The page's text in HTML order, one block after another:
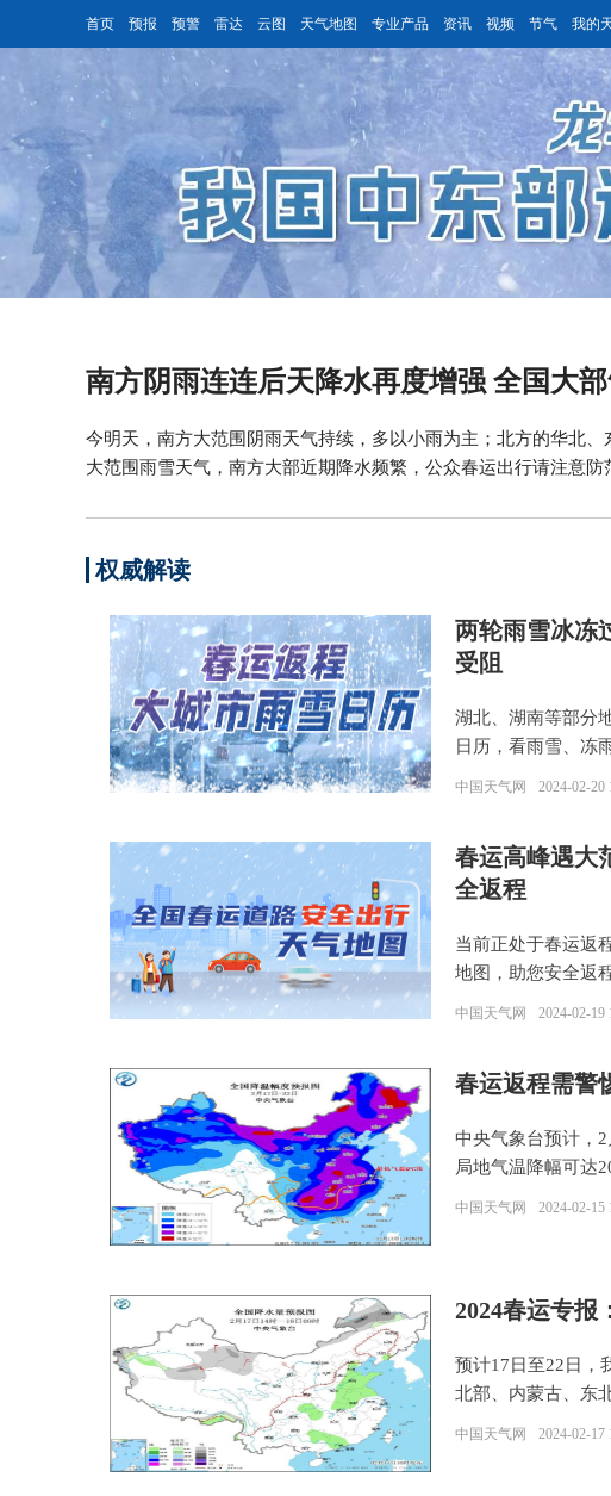
首页 预报 预警 雷达 云图 天气地图 专业产品 资讯 视频 节气 我的
南方阴雨连连后天降水再度增强 全国大
今明天，南方大范围阴雨天气持续，多以小雨为主；北方的华北
大范围雨雪天气，南方大部近期降水频繁，公众春运出行请注意防
权威解读
两轮雨雪冰冻
受阻
湖北、湖南等部分
日历，看雨雪、冻
中国天气网 2024-02-20
春运高峰遇大
全返程
当前正处于春运返
地图，助您安全返程
中国天气网 2024-02-19
春运返程需警
中央气象台预计，
局地气温降幅可达
中国天气网 2024-02-15
2024春运专报
预计17日至22日，
北部、内蒙古、东
中国天气网 2024-02-17